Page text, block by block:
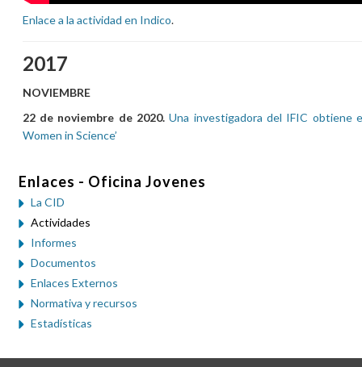
Enlace a la actividad en Indico.
2017
NOVIEMBRE
22 de noviembre de 2020.Una investigadora del IFIC obtiene
Women in Science’
Enlaces - Oficina Jovenes
La CID
Actividades
Informes
Documentos
Enlaces Externos
Normativa y recursos
Estadísticas